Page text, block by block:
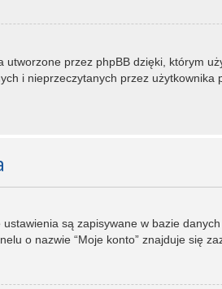
utworzone przez phpBB dzięki, którym
i nieprzeczytanych przez
są zapisywane w bazie
o nazwie “Moje konto” znajduje się